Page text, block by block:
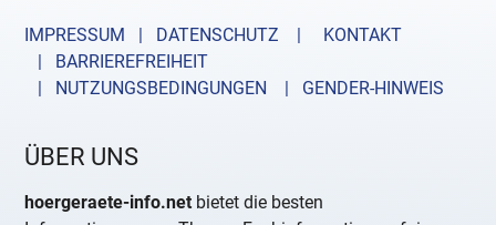
IMPRESSUM | DATENSCHUTZ |
KONTAKT
| BARRIEREFREIHEIT
| NUTZUNGSBEDINGUNGEN
| GENDER-HINWEIS
ÜBER UNS
hoergeraete-info.net bietet die besten